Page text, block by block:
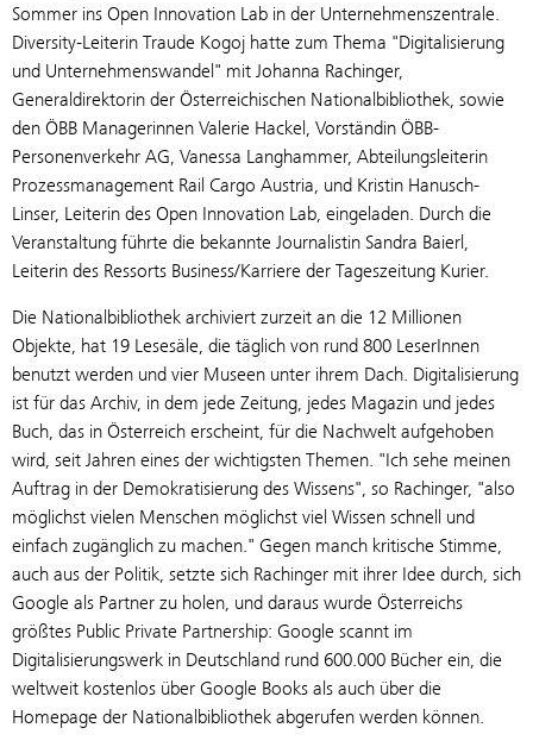
Sommer ins Open Innovation Lab in der Unternehmenszentrale.
Diversity-Leiterin Traude Kogoj hatte zum Thema "Digitalisierung
und Unternehmenswandel" mit Johanna Rachinger,
Generaldirektorin der Österreichischen Nationalbibliothek, sowie
den ÖBB Managerinnen Valerie Hackel, Vorständin ÖBB-
Personenverkehr AG, Vanessa Langhammer, Abteilungsleiterin
Prozessmanagement Rail Cargo Austria, und Kristin Hanusch-
Linser, Leiterin des Open Innovation Lab, eingeladen. Durch die
Veranstaltung führte die bekannte Journalistin Sandra Baierl,
Leiterin des Ressorts Business/Karriere der Tageszeitung Kurier.
Die Nationalbibliothek archiviert zurzeit an die 12 Millionen
Objekte, hat 19 Lesesäle, die täglich von rund 800 LeserInnen
benutzt werden und vier Museen unter ihrem Dach. Digitalisierung
ist für das Archiv, in dem jede Zeitung, jedes Magazin und jedes
Buch, das in Österreich erscheint, für die Nachwelt aufgehoben
wird, seit Jahren eines der wichtigsten Themen. "Ich sehe meinen
Auftrag in der Demokratisierung des Wissens", so Rachinger, "also
möglichst vielen Menschen möglichst viel Wissen schnell und
einfach zugänglich zu machen." Gegen manch kritische Stimme,
auch aus der Politik, setzte sich Rachinger mit ihrer Idee durch, sich
Google als Partner zu holen, und daraus wurde Österreichs
größtes Public Private Partnership: Google scannt im
Digitalisierungswerk in Deutschland rund 600.000 Bücher ein, die
weltweit kostenlos über Google Books als auch über die
Homepage der Nationalbibliothek abgerufen werden können.